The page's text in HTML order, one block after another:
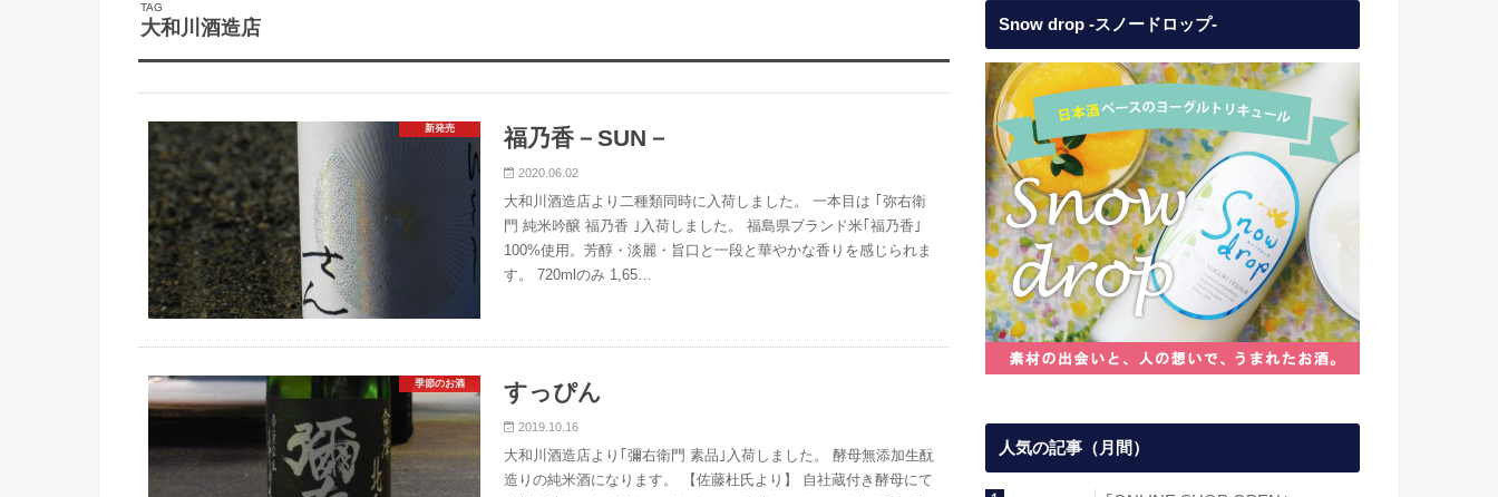
TAG
大和川酒造店
新発売 福乃香－SUN－
2020.06.02
大和川酒造店より二種類同時に入荷しました。 一本目は ｢弥右衛
門 純米吟醸 福乃香 ｣入荷しました。 福島県ブランド米｢福乃香｣
100%使用。芳醇・淡麗・旨口と一段と華やかな香りを感じられま
す。 720mlのみ 1,65…
季節のお酒 すっぴん
2019.10.16
大和川酒造店より｢彌右衛門 素品｣入荷しました。 酵母無添加生酛
造りの純米酒になります。 【佐藤杜氏より】 自社蔵付き酵母にて
Snow drop -スノードロップ-
人気の記事（月間）